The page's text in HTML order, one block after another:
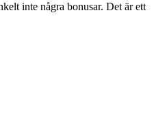
inte några bonusar. Det är ett